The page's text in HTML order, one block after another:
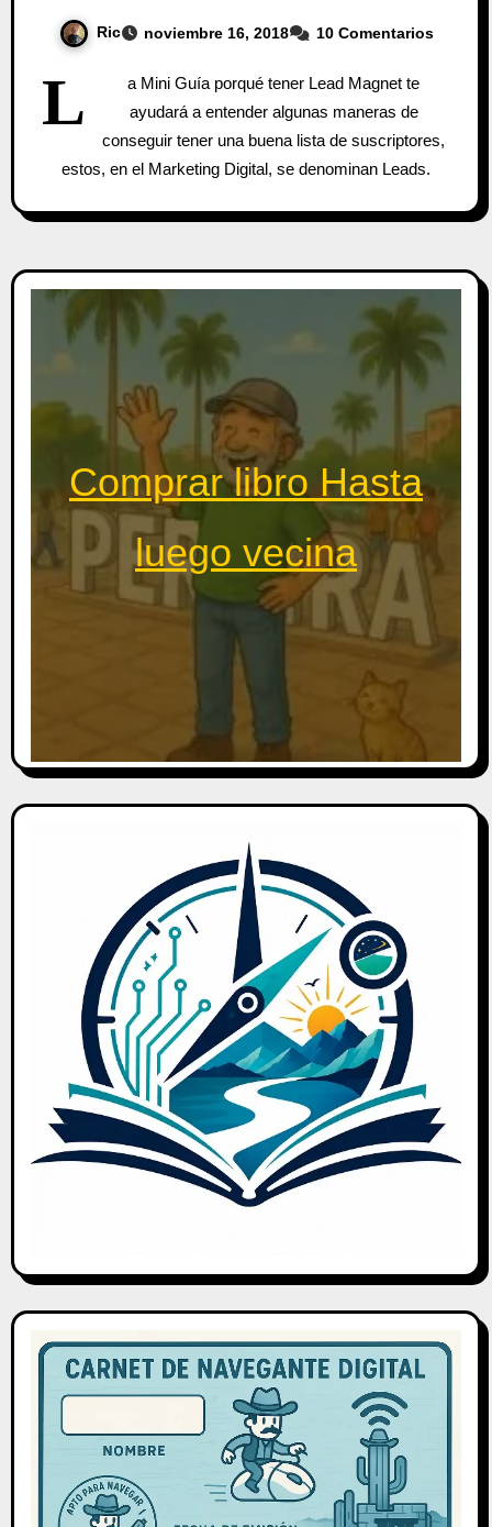
Ric noviembre 16, 2018 10 Comentarios
L
a Mini Guía porqué tener Lead Magnet te
ayudará a entender algunas maneras de
conseguir tener una buena lista de suscriptores,
estos, en el Marketing Digital, se denominan Leads.
Comprar libro Hasta
luego vecina